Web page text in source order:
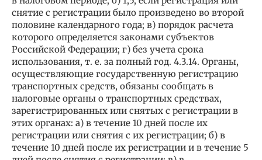
снятие с регистрации было произведено во второй
половине календарного года; в) порядок расчета
которого определяется законами субъектов
Российской Федерации; г) без учета срока
использования, т. е. за полный год. 4.3.14. Органы,
осуществляющие государственную регистрацию
транспортных средств, обязаны сообщать в
налоговые органы о транспортных средствах,
зарегистрированных или снятых с регистрации в
этих органах: а) в течение 10 дней после их
регистрации или снятия с их регистрации; б) в
течение 10 дней после их регистрации и в течение 5